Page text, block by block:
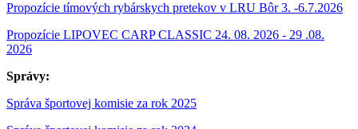
Propozície tímových rybárskych pretekov v LRU Bôr 3. -6.7.2026
Propozície LIPOVEC CARP CLASSIC 24. 08. 2026 - 29 .08.
2026
Správy:
Správa športovej komisie za rok 2025